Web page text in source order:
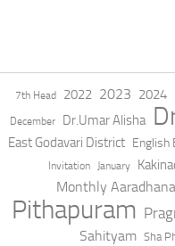
7th Head 2022 2023 2024
December Dr.Umar Alisha
East Godavari District English
Invitation January
Monthly Aaradhana
Pithapuram
Sahityam Sha